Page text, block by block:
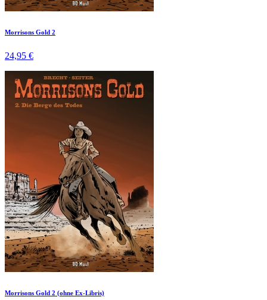
Morrisons Gold 2
24,95 €
Morrisons Gold 2 (ohne Ex-Libris)